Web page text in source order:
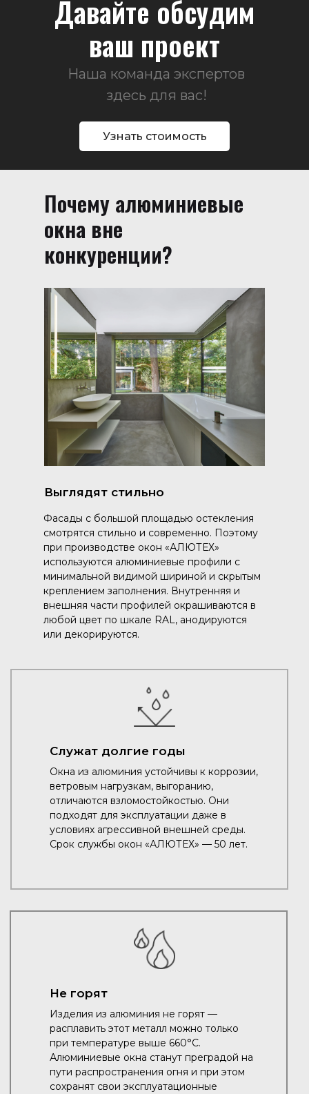
Давайте обсудим
ваш проект
Наша команда экспертов
здесь для вас!
Узнать стоимость
Почему алюминиевые
окна вне
конкуренции?
Служат долгие годы
Выглядят стильно
Окна из алюминия устойчивы к коррозии,
ветровым нагрузкам, выгоранию,
отличаются взломостойкостью. Они
подходят для эксплуатации даже в
условиях агрессивной внешней среды.
Срок службы окон «АЛЮТЕХ» — 50 лет.
Фасады с большой площадью остекления
смотрятся стильно и современно. Поэтому
при производстве окон «АЛЮТЕХ»
используются алюминиевые профили с
минимальной видимой шириной и скрытым
креплением заполнения. Внутренняя и
внешняя части профилей окрашиваются в
любой цвет по шкале RAL, анодируются
или декорируются.
Не горят
Изделия из алюминия не горят —
расплавить этот металл можно только
при температуре выше 660°C.
Алюминиевые окна станут преградой на
пути распространения огня и при этом
сохранят свои эксплуатационные